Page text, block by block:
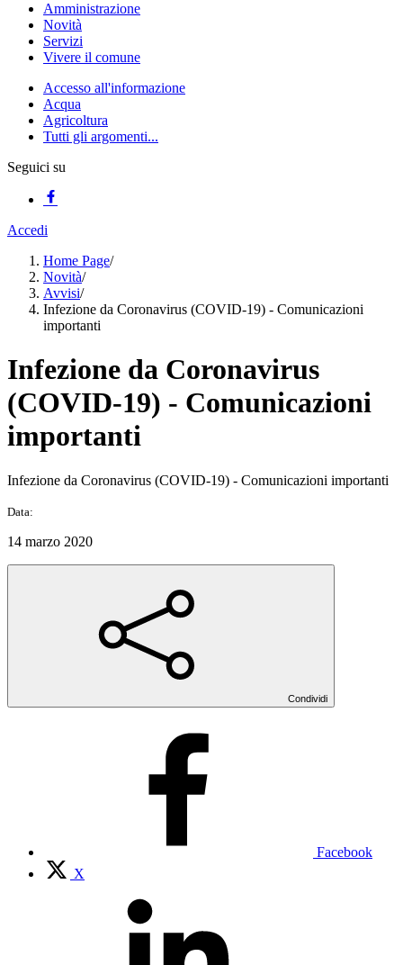
Amministrazione
Novità
Servizi
Vivere il comune
Accesso all'informazione
Acqua
Agricoltura
Tutti gli argomenti...
Seguici su
Accedi
Home Page/
Novità/
Avvisi/
Infezione da Coronavirus (COVID-19) - Comunicazioni
importanti
Infezione da Coronavirus
(COVID-19) - Comunicazioni
importanti
Infezione da Coronavirus (COVID-19) - Comunicazioni importanti
Data:
14 marzo 2020
Condividi
Facebook
X